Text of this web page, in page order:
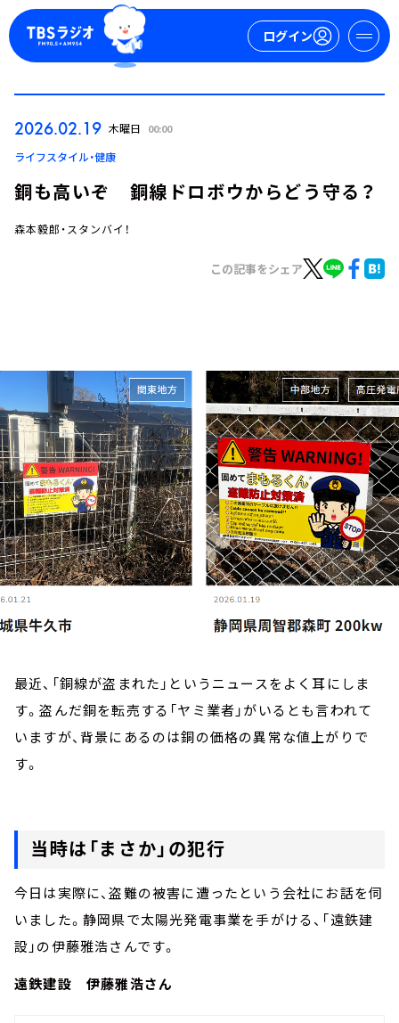
ログイン
ログイン
トピックス
TBS Podcast
お知らせ
イベント・グッズ
YouTube
会社情報
2026.02.19 木曜日 00:00
ライフスタイル・健康
銅も高いぞ 銅線ドロボウからどう守る？
森本毅郎・スタンバイ！
この記事をシェア
最近、「銅線が盗まれた」というニュースをよく耳にしま
す。盗んだ銅を転売する「ヤミ業者」がいるとも言われて
いますが、背景にあるのは銅の価格の異常な値上がりで
す。
当時は「まさか」の犯行
今日は実際に、盗難の被害に遭ったという会社にお話を伺
いました。静岡県で太陽光発電事業を手がける、「遠鉄建
設」の伊藤雅浩さんです。
遠鉄建設 伊藤雅浩さん